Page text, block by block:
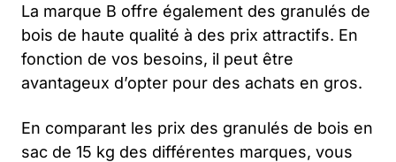
La marque B offre également des granulés de
bois de haute qualité à des prix attractifs. En
fonction de vos besoins, il peut être
avantageux d’opter pour des achats en gros.
En comparant les prix des granulés de bois en
sac de 15 kg des différentes marques, vous